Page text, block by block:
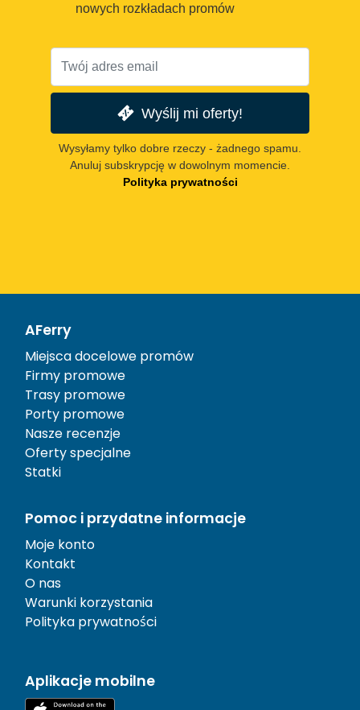
nowych rozkładach promów
Wyślij mi oferty!
Wysyłamy tylko dobre rzeczy - żadnego spamu.
Anuluj subskrypcję w dowolnym momencie.
Polityka prywatności
AFerry
Miejsca docelowe promów
Firmy promowe
Trasy promowe
Porty promowe
Nasze recenzje
Oferty specjalne
Statki
Pomoc i przydatne informacje
Moje konto
Kontakt
O nas
Warunki korzystania
Polityka prywatności
Aplikacje mobilne